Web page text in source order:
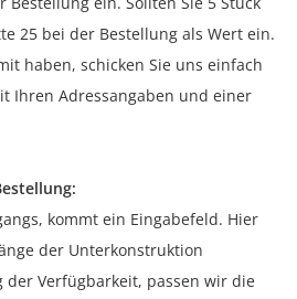
25 bei der Bestellung als Wert ein.
haben, schicken Sie uns einfach
Ihren Adressangaben und einer
kommt ein Eingabefeld. Hier
der Unterkonstruktion
der Verfügbarkeit, passen wir die